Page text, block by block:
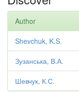
Author
Shevchuk, K.S.
Зузанська, В.А.
Шевчук, К.С.